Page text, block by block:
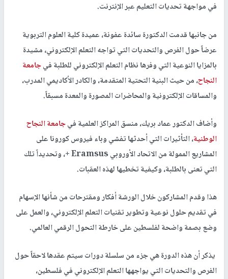
في مواجهة تحديات التعليم عبر الإنترنت.
من جانبها قدمت الدكتورة سائدة عفونة، عميدة كلية العلوم التربوية
عرضاً حول الفرص والتحديات التي تواجه التعلم الإلكتروني، مشيدة
بالمزايا النوعية التي وفرها نظام التعلم الإلكتروني للطلبة فيجامعة
النجاح، من حيث البنية التحتية المتقدمة، والكادر الأكاديمي المدرب،
والمساقات الإلكترونية والمحاضرات المصورة والمعدة مسبقاً.
وأضاف الدكتور عماد بريك، منسق المراكز العلمية فيجامعة النجاح
الوطنية، التأثيرات التي أحدثها تفشي وباء فيروس كورونا على
المشاريع الممولة من الاتحاد الأوروبي Eramsus +، وتحديداً تلك
التي تعنى بالطلبة، وكيفية تخطيها لهذه العقبات.
هذا وقدم المشاركون خلال الورشة أفكار ومقترحات من شأنها الإسهام
في تقديم حلول نوعية وتطوير تقنيات التعلم الإلكتروني، والعمل على
وضع بصمة واضحة لفلسطين على خارطة التحول الرقمي العالمي.
يذكر أن هذه الدورة هي جزء من سلسلة دورات سيتم عقدها لاحقاً حول
الفرص والتحديات التي يواجهها التعلم الإلكتروني في فلسطين،